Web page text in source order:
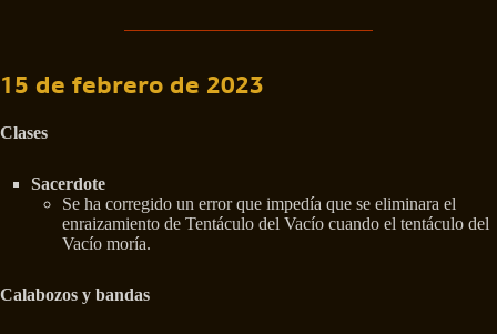
15 de febrero de 2023
Clases
Sacerdote
Se ha corregido un error que impedía que se eliminara el
enraizamiento de Tentáculo del Vacío cuando el tentáculo del
Vacío moría.
Calabozos y bandas